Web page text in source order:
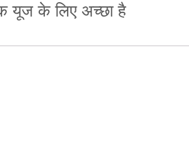
यूज के लिए अच्छा है